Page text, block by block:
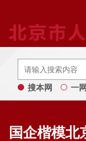
搜本网 一
国企楷模北